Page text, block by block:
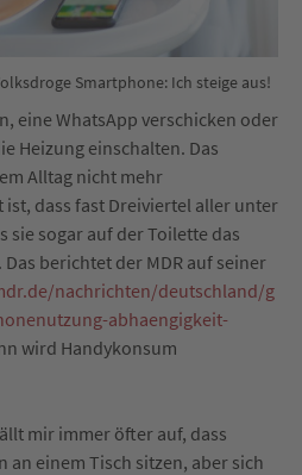
Smartphone: Ich steige aus!
eine WhatsApp verschicken oder
Heizung einschalten. Das
Alltag nicht mehr
dass fast Dreiviertel aller unter
sie sogar auf der Toilette das
berichtet der MDR auf seiner
nachrichten/deutschland/g
abhaengigkeit-
wird Handykonsum
mir immer öfter auf, dass
an einem Tisch sitzen, aber sich